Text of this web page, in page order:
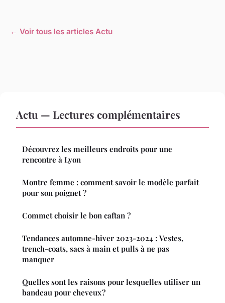
← Voir tous les articles Actu
Actu — Lectures complémentaires
Découvrez les meilleurs endroits pour une
rencontre à Lyon
Montre femme : comment savoir le modèle parfait
pour son poignet ?
Commet choisir le bon caftan ?
Tendances automne-hiver 2023-2024 : Vestes,
trench-coats, sacs à main et pulls à ne pas
manquer
Quelles sont les raisons pour lesquelles utiliser un
bandeau pour cheveux ?